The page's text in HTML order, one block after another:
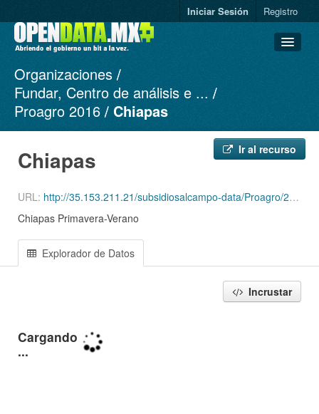
Iniciar Sesión Registro
Conjuntos de datos
Organizaciones
Grupos
Organizaciones
Fundar, Centro de análisis e ...
Proagro 2016
Chiapas
Ir al recurso
Chiapas
URL: http://35.153.211.21/subsidiosalcampo-data/Proagro/2016/PV/csv/CHIAPAS_PV16.csv
Chiapas Primavera-Verano
Explorador de Datos
Incrustar